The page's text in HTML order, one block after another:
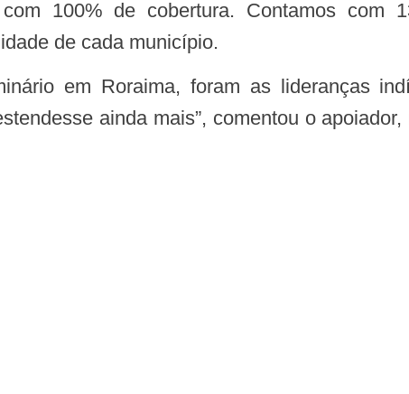
100% de cobertura. Contamos com
de cada município.
ainda mais”, comentou o